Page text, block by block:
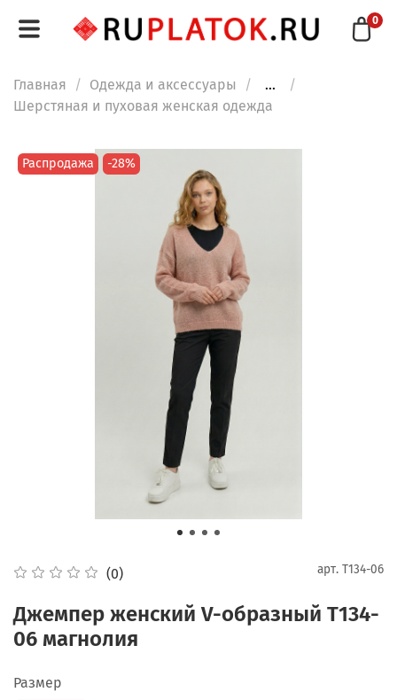
0
Главная Одежда и аксессуары
...
Шерстяная и пуховая женская одежда
Распродажа -28%
(0) арт. Т134-06
Джемпер женский V-образный Т134-
06 магнолия
Размер